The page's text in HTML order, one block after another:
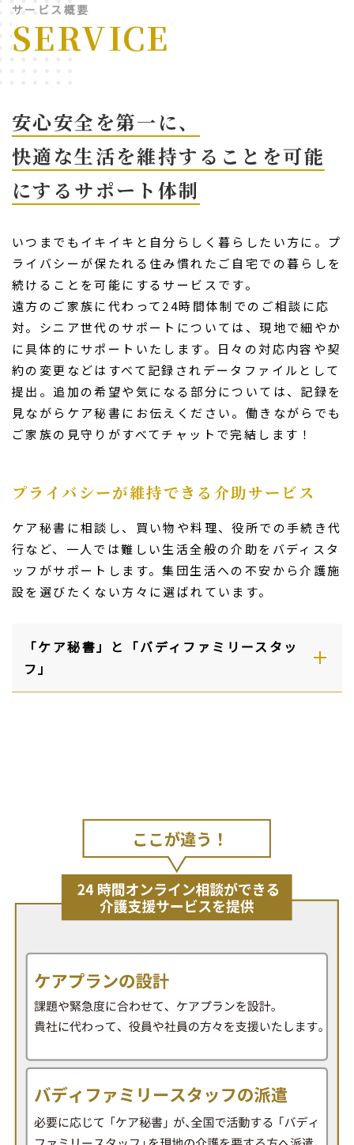
サービス概要
SERVICE
安心安全を第一に、
快適な生活を維持することを可能
にするサポート体制
いつまでもイキイキと自分らしく暮らしたい方に。プ
ライバシーが保たれる住み慣れたご自宅での暮らしを
続けることを可能にするサービスです。
遠方のご家族に代わって24時間体制でのご相談に応
対。シニア世代のサポートについては、現地で細やか
に具体的にサポートいたします。日々の対応内容や契
約の変更などはすべて記録されデータファイルとして
提出。追加の希望や気になる部分については、記録を
見ながらケア秘書にお伝えください。働きながらでも
ご家族の見守りがすべてチャットで完結します！
プライバシーが維持できる介助サービス
ケア秘書に相談し、買い物や料理、役所での手続き代
行など、一人では難しい生活全般の介助をバディスタ
ッフがサポートします。集団生活への不安から介護施
設を選びたくない方々に選ばれています。
「ケア秘書」と「バディファミリースタッ
フ」